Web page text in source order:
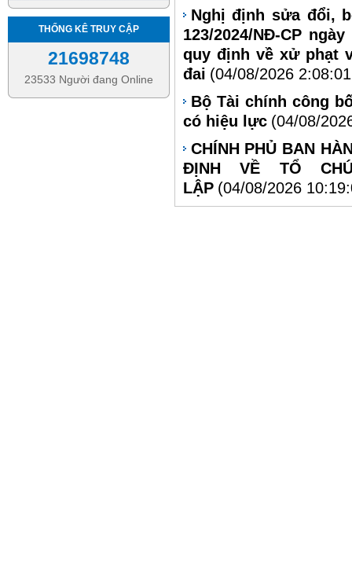
THỐNG KÊ TRUY CẬP
21698748
23533 Người đang Online
Nghị định sửa đổi,
123/2024/NĐ-CP
quy định về xử phạt
đai (04/08/2026
Bộ Tài chính công
có hiệu lực (04/08/
CHÍNH PHỦ BAN
ĐỊNH VỀ TỔ
LẬP (04/08/2026